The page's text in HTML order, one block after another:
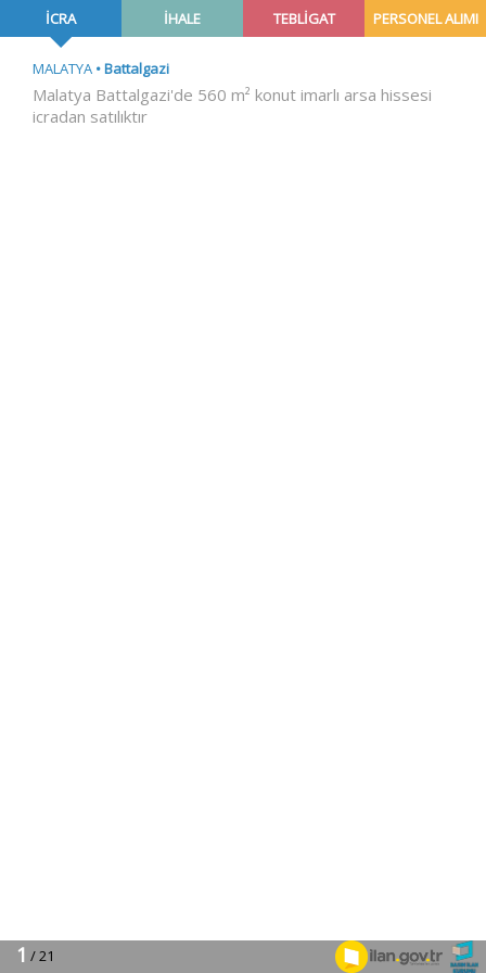
İCRA İHALE TEBLİGAT PERSONEL ALIMI
MALATYA Battalgazi
Malatya Battalgazi'de 560 m² konut imarlı arsa hissesi
icradan satılıktır
1 / 21